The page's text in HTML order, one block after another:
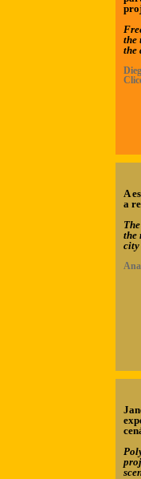
the
the
A
a
the
city